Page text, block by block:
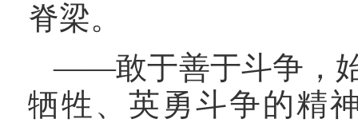
脊梁。
——敢于善于斗争，
牺牲、英勇斗争的精